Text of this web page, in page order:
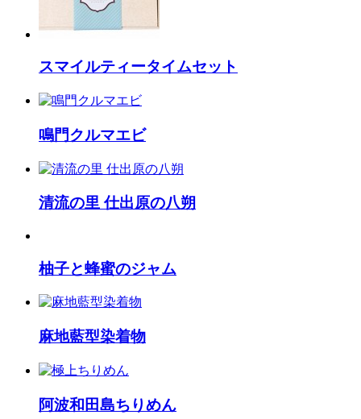
スマイルティータイムセット
鳴門クルマエビ
清流の里 仕出原の八朔
柚子と蜂蜜のジャム
麻地藍型染着物
阿波和田島ちりめん